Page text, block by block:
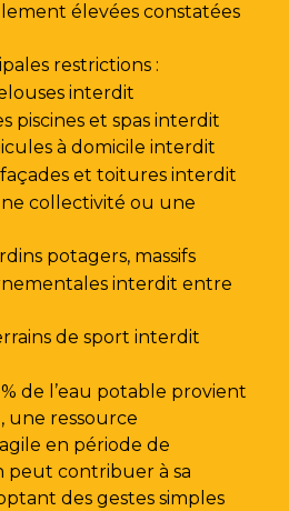
élevées constatées
restrictions :
interdit
piscines et spas interdit
à domicile interdit
et toitures interdit
collectivité ou une
potagers, massifs
interdit entre
de sport interdit
de l’eau potable provient
une ressource
en période de
peut contribuer à sa
des gestes simples